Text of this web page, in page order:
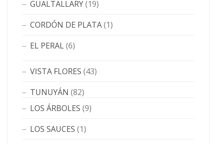
GUALTALLARY(19)
CORDÓN DE PLATA(1)
EL PERAL(6)
VISTA FLORES (43)
TUNUYÁN (82)
LOS ÁRBOLES (9)
LOS SAUCES (1)